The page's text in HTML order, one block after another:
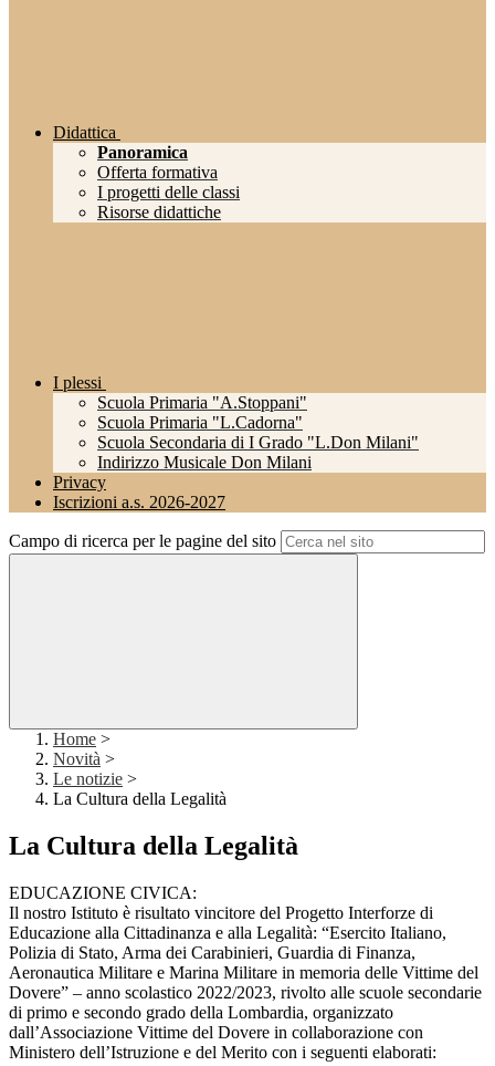
Didattica
Panoramica
Offerta formativa
I progetti delle classi
Risorse didattiche
I plessi
Scuola Primaria "A.Stoppani"
Scuola Primaria "L.Cadorna"
Scuola Secondaria di I Grado "L.Don Milani"
Indirizzo Musicale Don Milani
Privacy
Iscrizioni a.s. 2026-2027
Campo di ricerca per le pagine del sito
Home >
Novità >
Le notizie >
La Cultura della Legalità
La Cultura della Legalità
EDUCAZIONE CIVICA:
Il nostro Istituto è risultato vincitore del Progetto Interforze di
Educazione alla Cittadinanza e alla Legalità: “Esercito Italiano,
Polizia di Stato, Arma dei Carabinieri, Guardia di Finanza,
Aeronautica Militare e Marina Militare in memoria delle Vittime del
Dovere” – anno scolastico 2022/2023, rivolto alle scuole secondarie
di primo e secondo grado della Lombardia, organizzato
dall’Associazione Vittime del Dovere in collaborazione con
Ministero dell’Istruzione e del Merito con i seguenti elaborati: